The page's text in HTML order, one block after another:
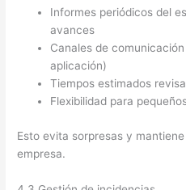
Informes periódicos del
avances
Canales de
aplicación)
Tiempos estimados
Flexibilidad para
Esto evita sorpresas y
empresa.